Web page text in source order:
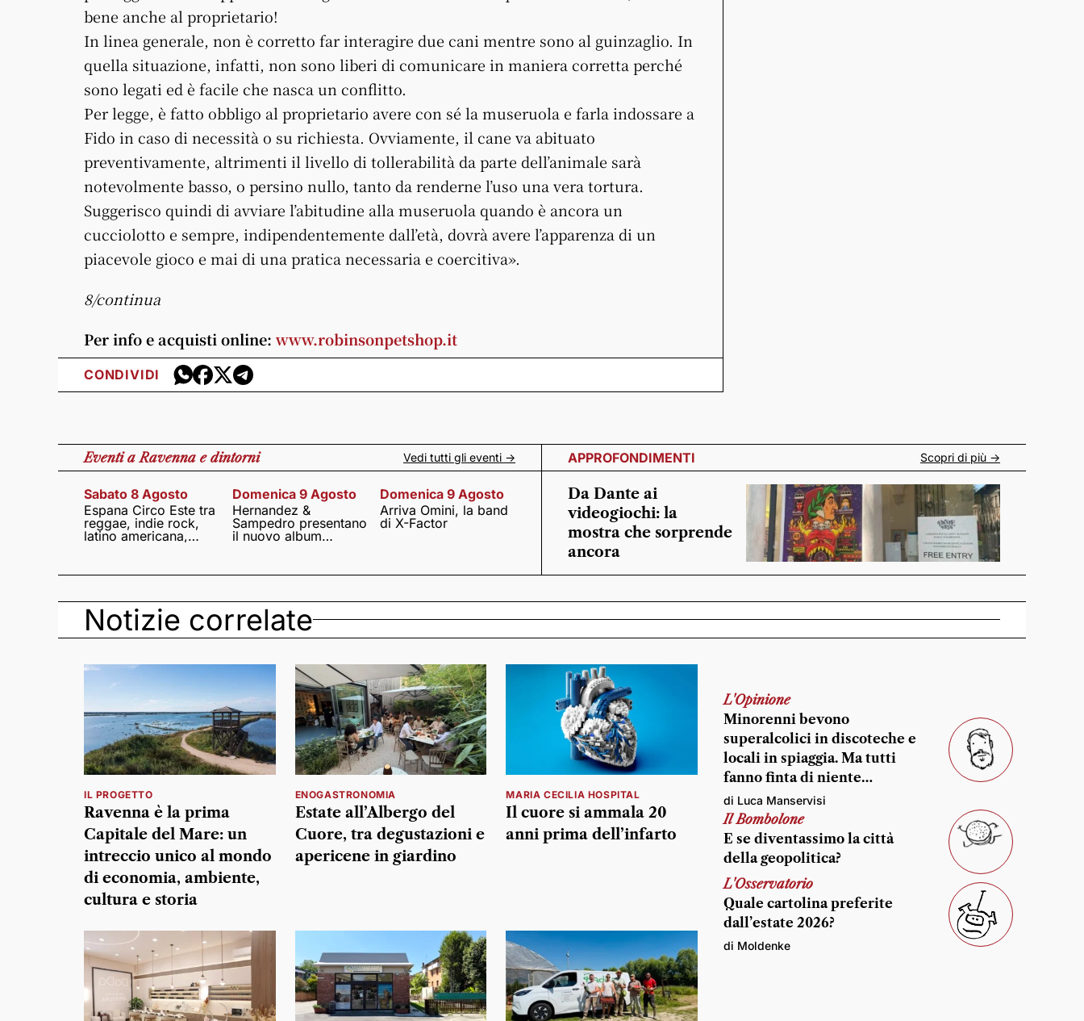
bene anche al proprietario!
In linea generale, non è corretto far interagire due cani mentre sono al guinzaglio. In
quella situazione, infatti, non sono liberi di comunicare in maniera corretta perché
sono legati ed è facile che nasca un conflitto.
Per legge, è fatto obbligo al proprietario avere con sé la museruola e farla indossare a
Fido in caso di necessità o su richiesta. Ovviamente, il cane va abituato
preventivamente, altrimenti il livello di tollerabilità da parte dell’animale sarà
notevolmente basso, o persino nullo, tanto da renderne l’uso una vera tortura.
Suggerisco quindi di avviare l’abitudine alla museruola quando è ancora un
cucciolotto e sempre, indipendentemente dall’età, dovrà avere l’apparenza di un
piacevole gioco e mai di una pratica necessaria e coercitiva».
8/continua
Per info e acquisti online: www.robinsonpetshop.it
CONDIVIDI
Eventia Ravenna e dintorni Vedi tutti gli eventi ->
Sabato 8 Agosto
Espana Circo Este tra
reggae, indie rock,
latino americana,
Domenica 9 Agosto
Hernandez &
Sampedro presentano
il nuovo album
Domenica 9 Agosto
Arriva Omini, la band
di X-Factor
APPROFONDIMENTI Scopri di più ->
Da Dante ai
videogiochi: la
mostra che sorprende
ancora
Notizie correlate
IL PROGETTO
Ravenna è la prima
Capitale del Mare: un
intreccio unico al mondo
di economia, ambiente,
cultura e storia
ENOGASTRONOMIA
Estate all’Albergo del
Cuore, tra degustazioni e
apericene in giardino
MARIA CECILIA HOSPITAL
Il cuore si ammala 20
anni prima dell’infarto
L'Opinione
Minorenni bevono
superalcolici in discoteche e
locali in spiaggia. Ma tutti
fanno finta di niente…
di Luca Manservisi
Il Bombolone
E se diventassimo la città
della geopolitica?
L'Osservatorio
Quale cartolina preferite
dall’estate 2026?
di Moldenke